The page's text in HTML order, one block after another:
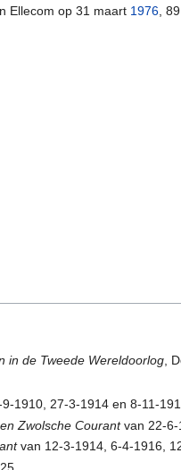
Ellecom op 31 maart 1976,
in de Tweede Wereldoorlog ,
1910, 27-3-1914 en 8-11-
Zwolsche Courantvan 22-6-
van 12-3-1914, 6-4-1916,